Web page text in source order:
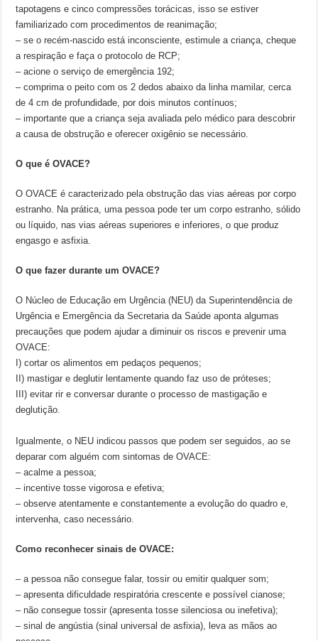
tapotagens e cinco compressões torácicas, isso se estiver
familiarizado com procedimentos de reanimação;
– se o recém-nascido está inconsciente, estimule a criança, cheque
a respiração e faça o protocolo de RCP;
– acione o serviço de emergência 192;
– comprima o peito com os 2 dedos abaixo da linha mamilar, cerca
de 4 cm de profundidade, por dois minutos contínuos;
– importante que a criança seja avaliada pelo médico para descobrir
a causa de obstrução e oferecer oxigênio se necessário.
O que é OVACE?
O OVACE é caracterizado pela obstrução das vias aéreas por corpo
estranho. Na prática, uma pessoa pode ter um corpo estranho, sólido
ou líquido, nas vias aéreas superiores e inferiores, o que produz
engasgo e asfixia.
O que fazer durante um OVACE?
O Núcleo de Educação em Urgência (NEU) da Superintendência de
Urgência e Emergência da Secretaria da Saúde aponta algumas
precauções que podem ajudar a diminuir os riscos e prevenir uma
OVACE:
I) cortar os alimentos em pedaços pequenos;
II) mastigar e deglutir lentamente quando faz uso de próteses;
III) evitar rir e conversar durante o processo de mastigação e
deglutição.
Igualmente, o NEU indicou passos que podem ser seguidos, ao se
deparar com alguém com sintomas de OVACE:
– acalme a pessoa;
– incentive tosse vigorosa e efetiva;
– observe atentamente e constantemente a evolução do quadro e,
intervenha, caso necessário.
Como reconhecer sinais de OVACE:
– a pessoa não consegue falar, tossir ou emitir qualquer som;
– apresenta dificuldade respiratória crescente e possível cianose;
– não consegue tossir (apresenta tosse silenciosa ou inefetiva);
– sinal de angústia (sinal universal de asfixia), leva as mãos ao